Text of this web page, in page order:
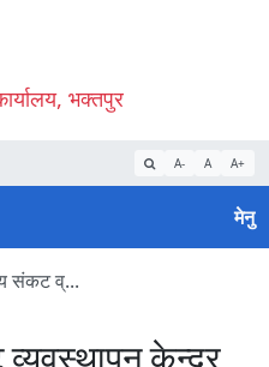
भक्तपुर
A- A A+
मेनु
संकट व्...
केन्द्र